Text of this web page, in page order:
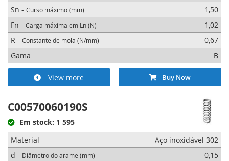
Sn - Curso máximo (mm)
1,50
Fn - Carga máxima em Ln (N)
1,02
R - Constante de mola (N/mm)
0,67
Gama
B
View more Buy Now
C00570060190S
Em stock: 1 595
Material
Aço inoxidável 302
d - Diâmetro do arame (mm)
0,15